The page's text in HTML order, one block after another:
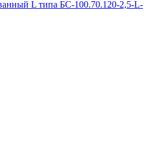
L типа БС-100.70.120-2,5-L-